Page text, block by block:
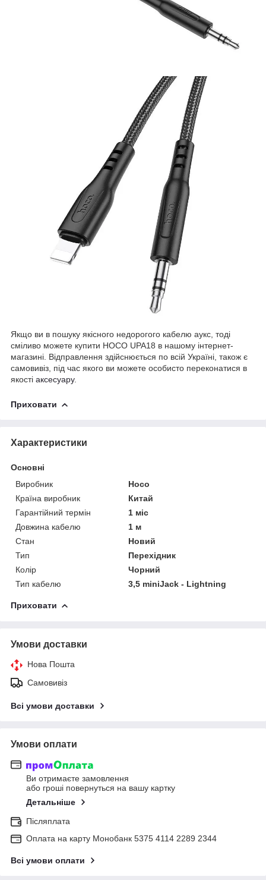
Якщо ви в пошуку якісного недорогого кабелю аукс, тоді
сміливо можете купити HOCO UPA18 в нашому інтернет-
магазині. Відправлення здійснюється по всій Україні, також є
самовивіз, під час якого ви можете особисто переконатися в
якості аксесуару.
Приховати
Характеристики
Основні
Виробник
Hoco
Країна виробник
Китай
Гарантійний термін
1 міс
Довжина кабелю
1 м
Стан
Новий
Тип
Перехідник
Колір
Чорний
Тип кабелю
3,5 miniJack - Lightning
Приховати
Умови доставки
Нова Пошта
Самовивіз
Всі умови доставки
Умови оплати
Ви отримаєте замовлення
або гроші повернуться на вашу картку
Детальніше
Післяплата
Оплата на карту Монобанк 5375 4114 2289 2344
Всі умови оплати